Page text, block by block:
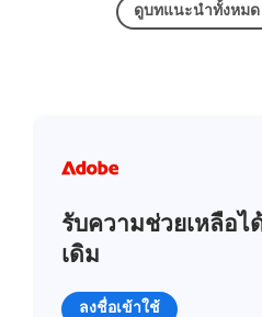
ดูบทแนะนำทั้งหมด
รับความช่วยเหลือไ
เดิม
ลงชื่อเข้าใช้